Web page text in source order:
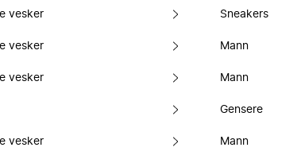
vesker
vesker
vesker
vesker
Sneakers
Mann
Mann
Gensere
Mann